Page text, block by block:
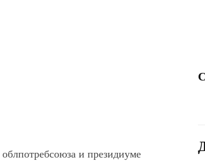
и президиуме